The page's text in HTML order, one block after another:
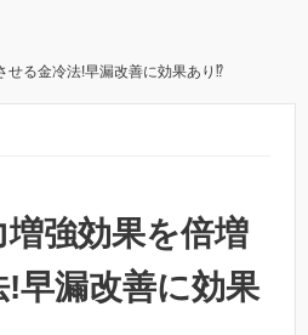
る金冷法!早漏改善に効果あり⁉︎
強効果を倍増
早漏改善に効果